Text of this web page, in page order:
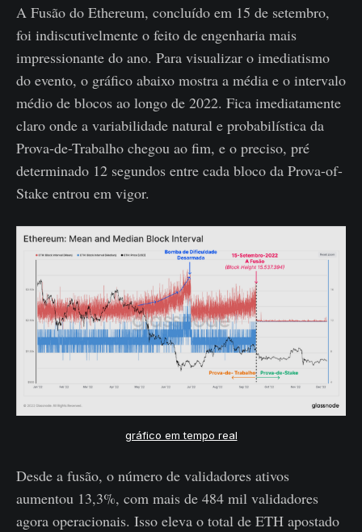
A Fusão do Ethereum, concluído em 15 de setembro,
foi indiscutivelmente o feito de engenharia mais
impressionante do ano. Para visualizar o imediatismo
do evento, o gráfico abaixo mostra a média e o intervalo
médio de blocos ao longo de 2022. Fica imediatamente
claro onde a variabilidade natural e probabilística da
Prova-de-Trabalho chegou ao fim, e o preciso, pré
determinado 12 segundos entre cada bloco da Prova-of-
Stake entrou em vigor.
gráfico em tempo real
Desde a fusão, o número de validadores ativos
aumentou 13,3%, com mais de 484 mil validadores
agora operacionais. Isso eleva o total de ETH apostado